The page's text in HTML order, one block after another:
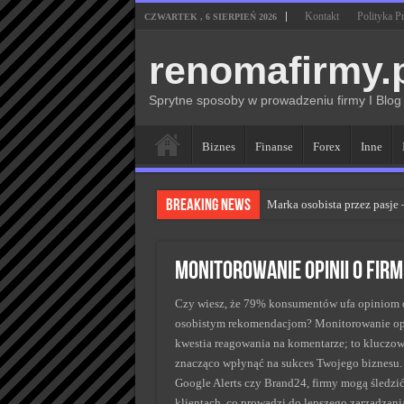
CZWARTEK , 6 SIERPIEŃ 2026 Kontakt Polityka
Sprytne sposoby w prowadzeniu firmy I Blog
Biznes Finanse Forex Inne
Breaking News Marka osobista przez
Monitorowanie wizerunku
Adaptacja strategii PR
Monitorowanie opinii o
Czy wiesz, że 79% konsumentów ufa opiniom
osobistym rekomendacjom? Monitorowanie
kwestia reagowania na komentarze; to
znacząco wpłynąć na sukces Twojego
Google Alerts czy Brand24, firmy mogą